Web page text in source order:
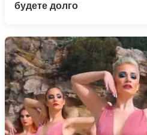
будете долго